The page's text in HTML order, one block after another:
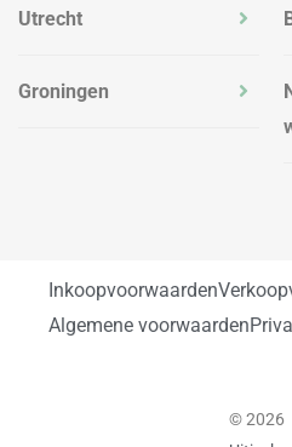
Utrecht
Groningen
Inkoopvoorwaarden
Algemene voorwaarden
© 2026